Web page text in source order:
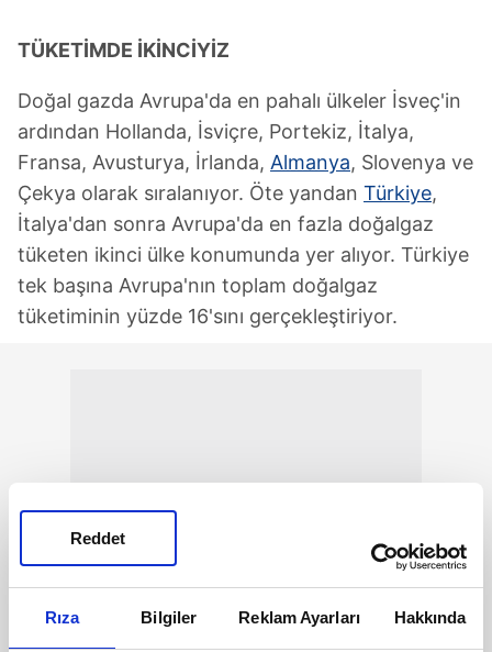
Rıza Bilgiler Reklam Ayarları Hakkında
Reddet
TÜKETİMDE İKİNCİYİZ
Doğal gazda Avrupa'da en pahalı ülkeler İsveç'in
ardından Hollanda, İsviçre, Portekiz, İtalya,
Fransa, Avusturya, İrlanda, Almanya, Slovenya ve
Çekya olarak sıralanıyor. Öte yandan Türkiye,
İtalya'dan sonra Avrupa'da en fazla doğalgaz
tüketen ikinci ülke konumunda yer alıyor. Türkiye
tek başına Avrupa'nın toplam doğalgaz
tüketiminin yüzde 16'sını gerçekleştiriyor.